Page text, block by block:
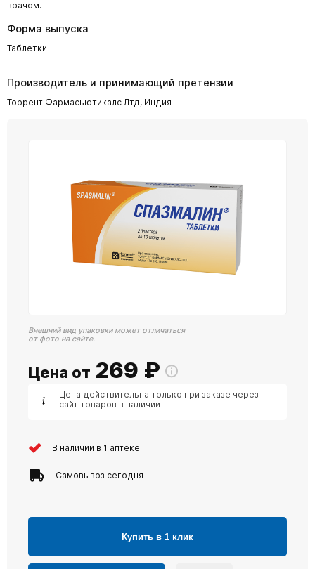
врачом.
Форма выпуска
Таблетки
Производитель и принимающий претензии
Торрент Фармасьютикалс Лтд, Индия
Внешний вид упаковки может отличаться
от фото на сайте.
Цена от 269 ₽
Цена действительна только при заказе через
сайт товаров в наличии
В наличии в 1 аптеке
Самовывоз сегодня
Купить в 1 клик